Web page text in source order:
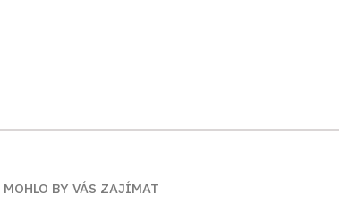
MOHLO BY VÁS ZAJÍMAT